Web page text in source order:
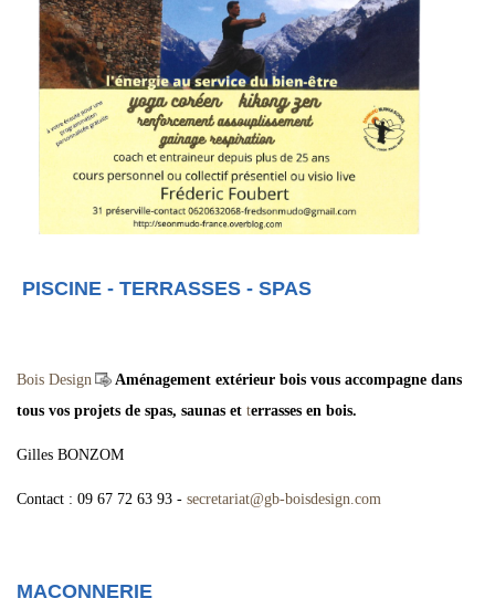
PISCINE - TERRASSES - SPAS
Bois Design
Aménagement extérieur bois vous accompagne dans
tous vos projets de spas, saunas et terrasses en bois.
Gilles BONZOM
Contact : 09 67 72 63 93 - secretariat@gb-boisdesign.com
MAÇONNERIE